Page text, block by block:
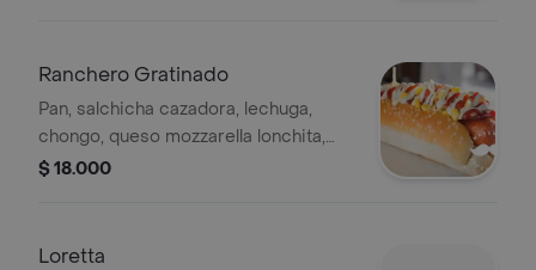
Ranchero Gratinado
Pan, salchicha cazadora, lechuga,
chongo, queso mozzarella lonchita,
tártara, gel piña.
$ 18.000
Loretta